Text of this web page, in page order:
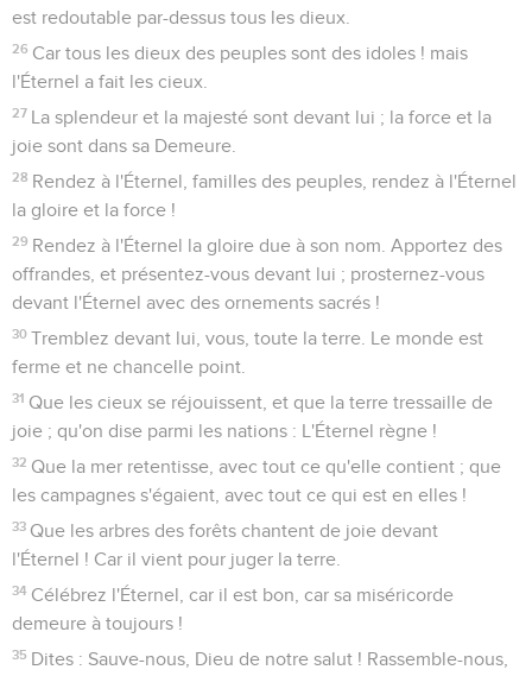
est redoutable par-dessus tous les dieux.
26 Car tous les dieux des peuples sont des idoles ! mais
l'Éternel a fait les cieux.
27 La splendeur et la majesté sont devant lui ; la force et la
joie sont dans sa Demeure.
28 Rendez à l'Éternel, familles des peuples, rendez à l'Éternel
la gloire et la force !
29 Rendez à l'Éternel la gloire due à son nom. Apportez des
offrandes, et présentez-vous devant lui ; prosternez-vous
devant l'Éternel avec des ornements sacrés !
30 Tremblez devant lui, vous, toute la terre. Le monde est
ferme et ne chancelle point.
31 Que les cieux se réjouissent, et que la terre tressaille de
joie ; qu'on dise parmi les nations : L'Éternel règne !
32 Que la mer retentisse, avec tout ce qu'elle contient ; que
les campagnes s'égaient, avec tout ce qui est en elles !
33 Que les arbres des forêts chantent de joie devant
l'Éternel ! Car il vient pour juger la terre.
34 Célébrez l'Éternel, car il est bon, car sa miséricorde
demeure à toujours !
35 Dites : Sauve-nous, Dieu de notre salut ! Rassemble-nous,